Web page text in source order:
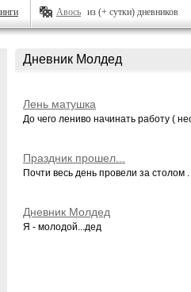
Авось из (+ сутки) дневников
Дневник Молдед
Лень матушка
До чего лениво начинать работу (
Праздник прошел...
Почти весь день провели за
Дневник Молдед
Я - молодой...дед